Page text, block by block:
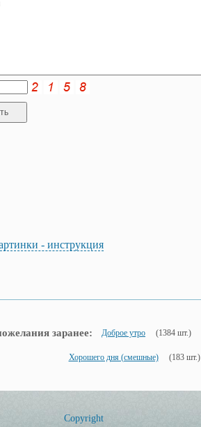
- инструкция
заранее: Доброе утро (1384 шт.)
Хорошего дня (смешные) (183 шт.)
Copyright